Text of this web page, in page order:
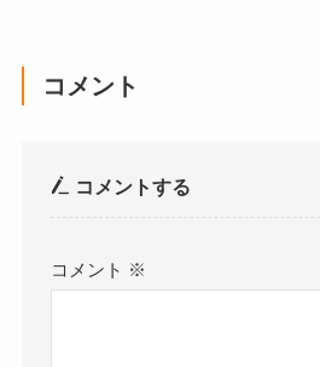
コメント
コメントする
コメント ※